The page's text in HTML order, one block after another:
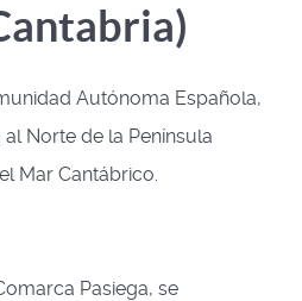
Autónoma Española,
Norte de la Península
Mar Cantábrico.
Pasiega, se